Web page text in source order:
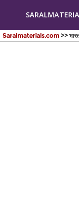
Saralmaterials.com >>